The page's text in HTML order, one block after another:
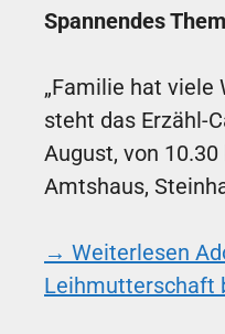
Spannendes
„Familie hat viele
steht das Erzähl-
August, von
Amtshaus,
→ Weiterlesen
Leihmutterschaft